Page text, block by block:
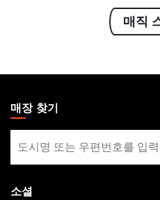
매직
THE
GATHERING
FOOTER
매장 찾기
장
찾
기
소셜